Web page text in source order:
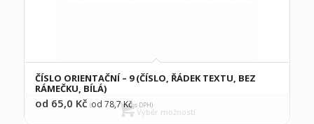
ČÍSLO ORIENTAČNÍ – 9 (ČÍSLO, ŘÁDEK TEXTU, BEZ
RÁMEČKU, BÍLÁ)
od 65,0 Kč (od 78,7Kčs DPH)
Výběr možností